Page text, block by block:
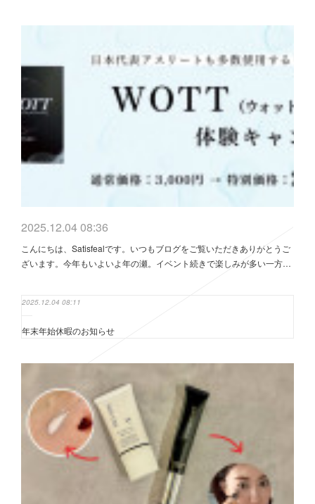
2025.12.04 08:36
こんにちは、Satisfealです。いつもブログをご覧いただきありがとうご
ざいます。今年もいよいよ年の瀬。イベント続きで楽しみが多い一方…
2025.12.04 08:11
年末年始休暇のお知らせ